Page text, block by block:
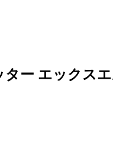
ー エックス